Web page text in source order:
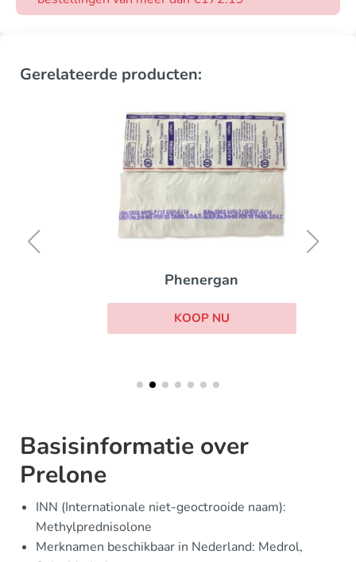
Gerelateerde producten:
Phenergan
KOOP NU
Basisinformatie over
Prelone
INN (Internationale niet-geoctrooide naam):
Methylprednisolone
Merknamen beschikbaar in Nederland: Medrol,